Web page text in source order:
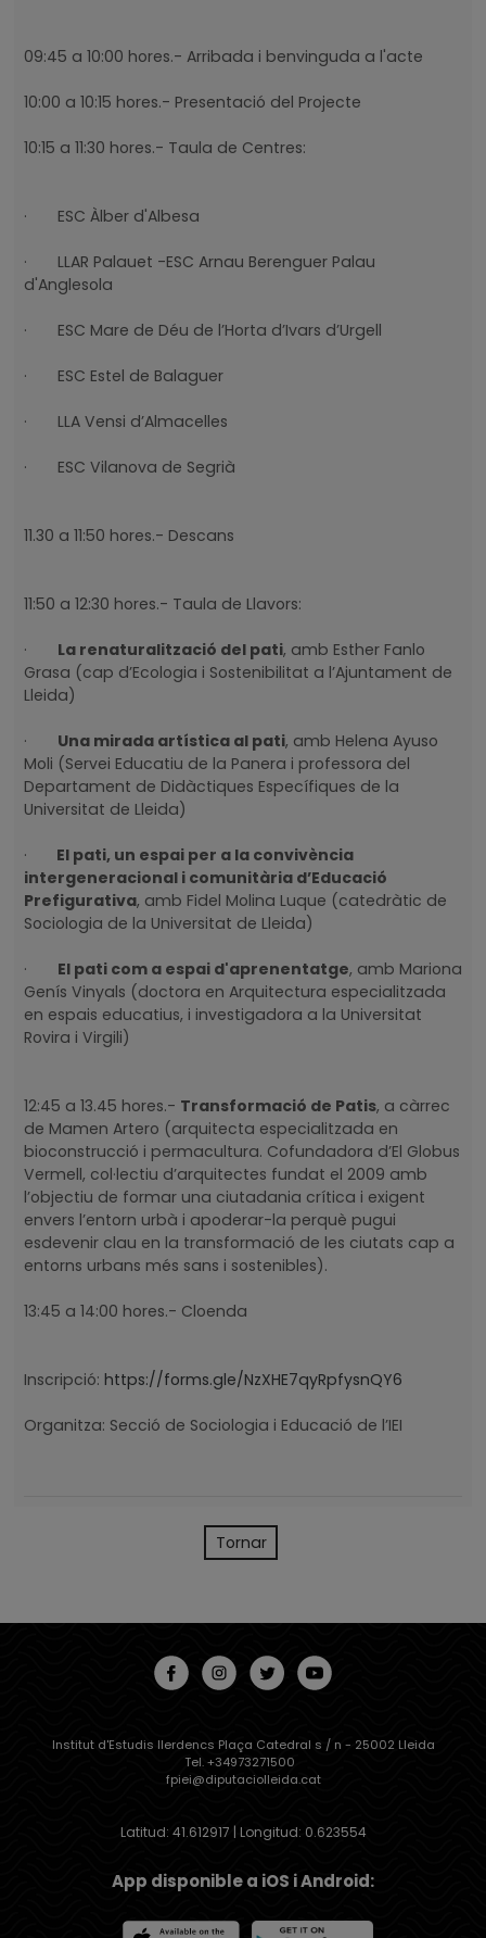
09:45 a 10:00 hores.- Arribada i benvinguda a l'acte
10:00 a 10:15 hores.- Presentació del Projecte
10:15 a 11:30 hores.- Taula de Centres:
· ESC Àlber d'Albesa
· LLAR Palauet -ESC Arnau Berenguer Palau
d'Anglesola
· ESC Mare de Déu de l’Horta d’Ivars d’Urgell
· ESC Estel de Balaguer
· LLA Vensi d’Almacelles
· ESC Vilanova de Segrià
11.30 a 11:50 hores.- Descans
11:50 a 12:30 hores.- Taula de Llavors:
· La renaturalització del pati, amb Esther Fanlo
Grasa (cap d’Ecologia i Sostenibilitat a l’Ajuntament de
Lleida)
· Una mirada artística al pati, amb Helena Ayuso
Moli (Servei Educatiu de la Panera i professora del
Departament de Didàctiques Específiques de la
Universitat de Lleida)
·
El pati, un espai per a la convivència
intergeneracional i comunitària d’Educació
Prefigurativa, amb Fidel Molina Luque (catedràtic de
Sociologia de la Universitat de Lleida)
· El pati com a espai d'aprenentatge, amb Mariona
Genís Vinyals (doctora en Arquitectura especialitzada
en espais educatius, i investigadora a la Universitat
Rovira i Virgili)
12:45 a 13.45 hores.- Transformació de Patis, a càrrec
de Mamen Artero (arquitecta especialitzada en
bioconstrucció i permacultura. Cofundadora d’El Globus
Vermell, col·lectiu d’arquitectes fundat el 2009 amb
l’objectiu de formar una ciutadania crítica i exigent
envers l’entorn urbà i apoderar-la perquè pugui
esdevenir clau en la transformació de les ciutats cap a
entorns urbans més sans i sostenibles).
13:45 a 14:00 hores.- Cloenda
Inscripció: https://forms.gle/NzXHE7qyRpfysnQY6
Organitza: Secció de Sociologia i Educació de l’IEI
Tornar
Institut d'Estudis Ilerdencs Plaça Catedral s / n - 25002 Lleida
Tel. +34973271500
fpiei@diputaciolleida.cat
Latitud: 41.612917 | Longitud: 0.623554
App disponible a iOS i Android: